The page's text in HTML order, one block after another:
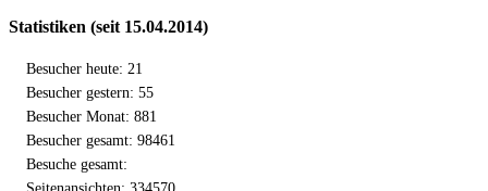
Statistiken (seit 15.04.2014)
Besucher heute: 21
Besucher gestern: 55
Besucher Monat: 881
Besucher gesamt: 98461
Besuche gesamt: